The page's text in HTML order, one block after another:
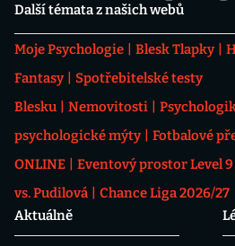
Další témata z našich webů
Moje Psychologie Blesk Tlapky
Fantasy
Spotřebitelské testy
Blesku
Nemovitosti
psychologické mýty
Fotbalové
ONLINE
Eventový prostor Level 9
vs. Pudilová
Chance Liga 2026/27
Aktuálně